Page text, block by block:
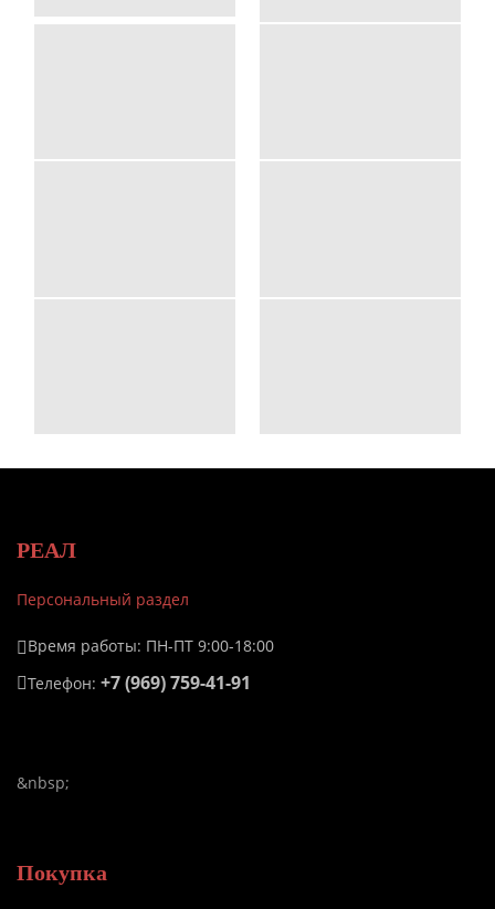
РЕАЛ
Персональный раздел
Время работы: ПН-ПТ 9:00-18:00
Телефон: +7 (969) 759-41-91
&nbsp;
Покупка